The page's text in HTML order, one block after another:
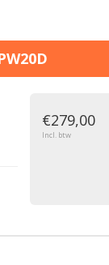
€279,00
Incl. btw